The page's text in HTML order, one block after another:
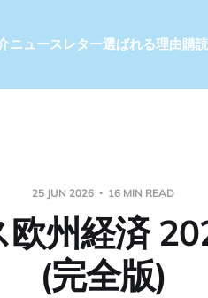
ニュースレター選ばれる理由購
25 JUN 2026 16 MIN READ
欧州経済
(完全版)